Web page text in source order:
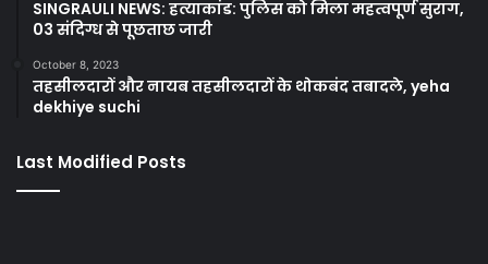
SINGRAULI NEWS: हत्याकांड: पुलिस को मिला महत्वपूर्ण सुराग,
03 संदिग्ध से पूछताछ जारी
October 8, 2023
तहसीलदारों और नायब तहसीलदारों के थोकबंद तबादले, yeha
dekhiye suchi
Last Modified Posts